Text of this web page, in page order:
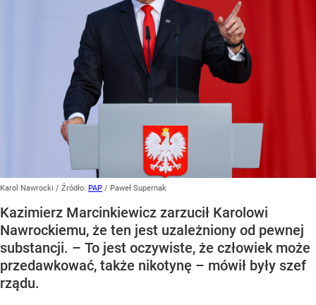
Karol Nawrocki / Źródło: PAP / Paweł Supernak
Kazimierz Marcinkiewicz zarzucił Karolowi
Nawrockiemu, że ten jest uzależniony od pewnej
substancji. – To jest oczywiste, że człowiek może
przedawkować, także nikotynę – mówił były szef
rządu.